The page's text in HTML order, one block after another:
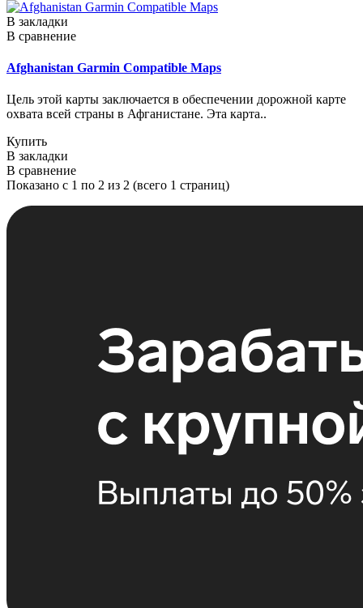
В закладки
В сравнение
Afghanistan Garmin Compatible Maps
Цель этой карты заключается в обеспечении дорожной карте
охвата всей страны в Афганистане. Эта карта..
Купить
В закладки
В сравнение
Показано с 1 по 2 из 2 (всего 1 страниц)